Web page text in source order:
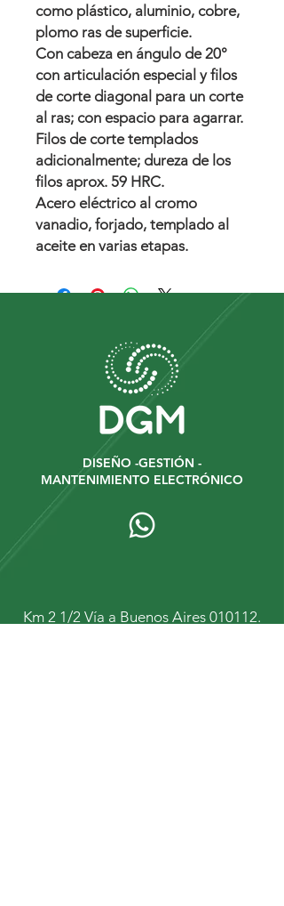
como plástico, aluminio, cobre,
plomo ras de superficie.
Con cabeza en ángulo de 20°
con articulación especial y filos
de corte diagonal para un corte
al ras; con espacio para agarrar.
Filos de corte templados
adicionalmente; dureza de los
filos aprox. 59 HRC.
Acero eléctrico al cromo
vanadio, forjado, templado al
aceite en varias etapas.
DISEÑO -GESTIÓN -
MANTENIMIENTO ELECTRÓNICO
Km 2 1/2 Vía a Buenos Aires 010112.